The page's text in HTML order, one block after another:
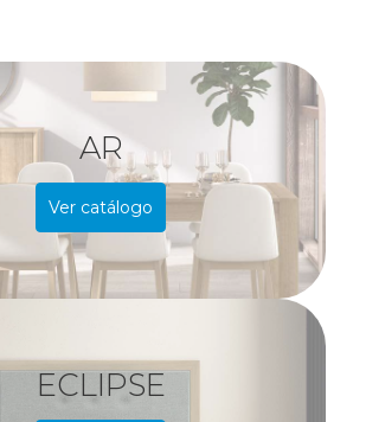
AR
Ver catálogo
ECLIPSE